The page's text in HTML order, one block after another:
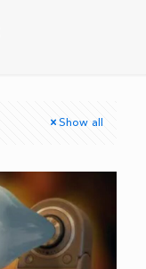
Show all